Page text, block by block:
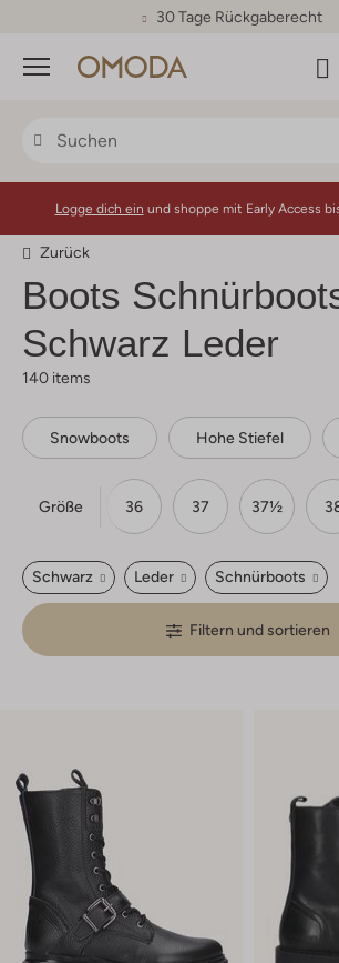
30 Tage Rückgaberecht
Menü
Logge dich ein und shoppe mit Early Access
Zurück
Boots
Schwarz Leder
140 items
Snowboots Hohe Stiefel
Größe
35½ 36 37 37½
Schwarz Leder Schnürboots
Filtern und sortieren